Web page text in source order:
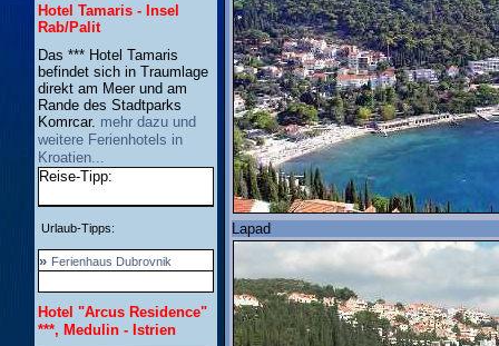
Hotel Tamaris - Insel
Rab/Palit
Das *** Hotel Tamaris
befindet sich in Traumlage
direkt am Meer und am
Rande des Stadtparks
Komrcar. mehr dazu und
weitere Ferienhotels in
Kroatien...
Reise-Tipp:
Urlaub-Tipps:
» Ferienhaus Dubrovnik
Hotel "Arcus Residence"
***, Medulin - Istrien
Lapad